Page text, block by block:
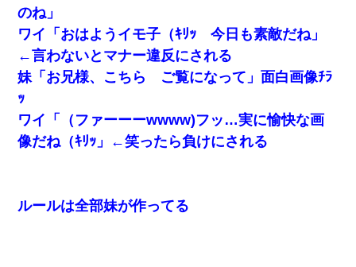
のね」
ワイ「おはようイモ子（ｷﾘｯ 今日も素敵だね」
←言わないとマナー違反にされる
妹「お兄様、こちら ご覧になって」面白画像ﾁﾗ
ｯ
ワイ「（ファーーーwwww)フッ…実に愉快な画
像だね（ｷﾘｯ」←笑ったら負けにされる
ルールは全部妹が作ってる